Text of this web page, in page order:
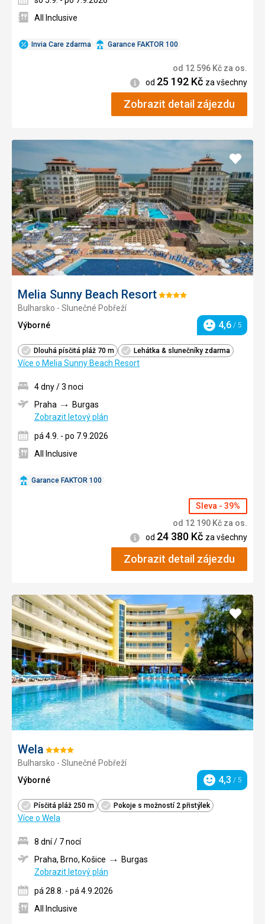
Invia Care zdarma Garance FAKTOR 100
All Inclusive
od 12 596 Kč za os.
Informace
od 25 192 Kč za všechny
Zobrazit detail zájezdu
Melia Sunny Beach ResortHodnocení:
Bulharsko - Slunečné Pobřeží
Výborné
Hodnocení
4,6 / 5
Dlouhá písčitá pláž 70 m Lehátka & slunečníky zdarma
Více o Melia Sunny Beach Resort
Přidat
Garance FAKTOR 100
4 dny / 3 noci
Praha
Burgas
Zobrazit letový plán
pá 4.9. - po 7.9.2026
All Inclusive
Sleva - 39%
od 12 190 Kč za os.
Informace
od 24 380 Kč za všechny
Zobrazit detail zájezdu
Wela Hodnocení:
4/5
Bulharsko - Slunečné Pobřeží
Výborné
Hodnocení
4,3 / 5
Písčitá pláž 250 m Pokoje s možností 2 přistýlek
Více o Wela
Přidat
do
8 dní / 7 nocí
Praha, Brno, Košice
Burgas
Zobrazit letový plán
pá 28.8. - pá 4.9.2026
All Inclusive